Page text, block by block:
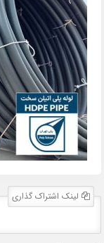
لینک اشتراک گذاری